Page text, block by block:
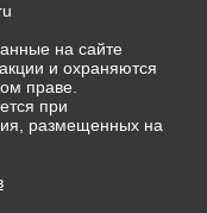
на сайте
и охраняются
праве.
при
размещенных на